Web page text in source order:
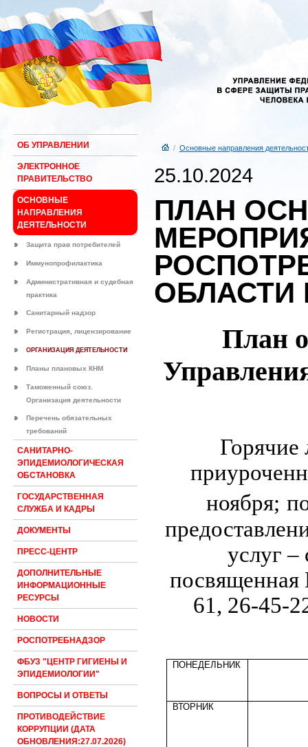
ОБ УПРАВЛЕНИИ
ЭЛЕКТРОННОЕ
ПРАВИТЕЛЬСТВО
ОСНОВНЫЕ
НАПРАВЛЕНИЯ
ДЕЯТЕЛЬНОСТИ
Защита прав потребителей
Иммунопрофилактика
Административная и судебная
практика
Санитарный надзор
Регистрация, лицензирование
ОРГАНИЗАЦИЯ ДЕЯТЕЛЬНОСТИ
Планы плановых КНМ
Таможенный союз.
Организация деятельности
Перечень обязательных
требований
САНИТАРНО-
ЭПИДЕМИОЛОГИЧЕСКАЯ
ОБСТАНОВКА
ГОСУДАРСТВЕННАЯ
СЛУЖБА И КАДРЫ
ДОКУМЕНТЫ
ПРЕСС-ЦЕНТР
ДОПОЛНИТЕЛЬНЫЕ
ИНФОРМАЦИОННЫЕ
РЕСУРСЫ
НОВОСТИ
РОСПОТРЕБНАДЗОР
ФБУЗ "ЦЕНТР ГИГИЕНЫ И
ЭПИДЕМИОЛОГИИ"
ВОПРОСЫ И ОТВЕТЫ
ПРОТИВОДЕЙСТВИЕ
КОРРУПЦИИ (ДАТА
ОБНОВЛЕНИЯ:27.07.2026)
/ Основные направления
25.10.2024
ПЛАН
ОБЛАСТИ
План
ноября;
услуг
61, 26-45-
ПОНЕДЕЛЬНИК
ВТОРНИК